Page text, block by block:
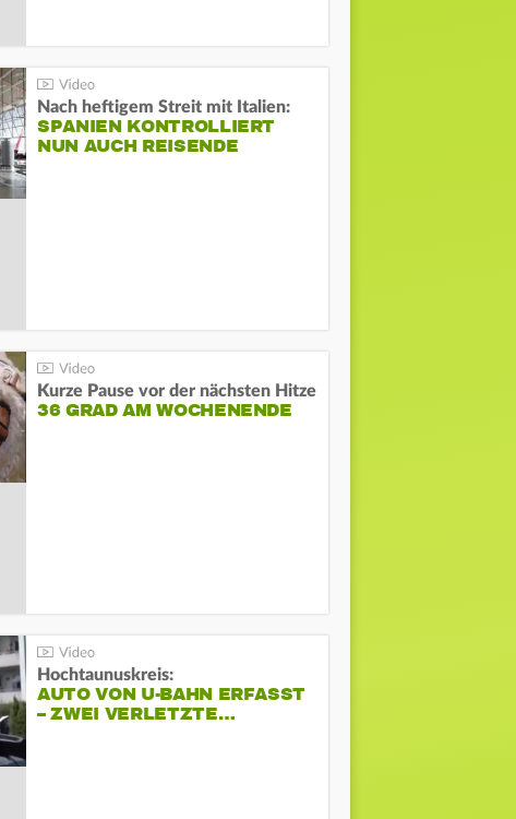
Nach heftigem Streit mit Italien:
SPANIEN KONTROLLIERT
NUN AUCH REISENDE
Kurze Pause vor der nächsten Hitze
36 GRAD AM WOCHENENDE
Hochtaunuskreis:
AUTO VON U-BAHN ERFASST
– ZWEI VERLETZTE…